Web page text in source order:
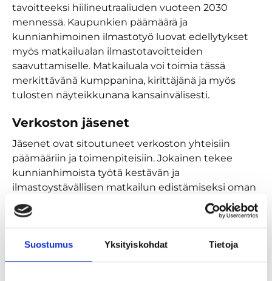
Suostumus Yksityiskohdat Tietoja
tavoitteeksi hiilineutraaliuden vuoteen 2030
mennessä. Kaupunkien päämäärä ja
kunnianhimoinen ilmastotyö luovat edellytykset
myös matkailualan ilmastotavoitteiden
saavuttamiselle. Matkailuala voi toimia tässä
merkittävänä kumppanina, kirittäjänä ja myös
tulosten näyteikkunana kansainvälisesti.
Verkoston jäsenet
Jäsenet ovat sitoutuneet verkoston yhteisiin
päämääriin ja toimenpiteisiin. Jokainen tekee
kunnianhimoista työtä kestävän ja
ilmastoystävällisen matkailun edistämiseksi oman
liiketoimintansa mahdollistamissa puitteissa.
Toimijat ovat myös sitoutuneet Visit Finlandin
johtamanSustainable Travel Finland (STF) –
ohjelmanedistämiseen.